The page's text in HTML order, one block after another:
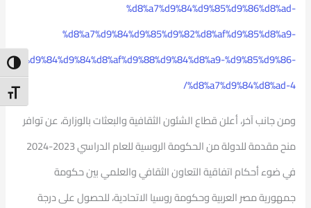
%d8%a7%d9%84%d9%85%d9%86%d8%ad-
%d8%a7%d9%84%d9%85%d9%82%d8%af%d9%85%d8%a9-
%d9%84%d9%84%d8%af%d9%88%d9%84%d8%a9-%d9%85%d9%86-
%d8%a7%d9%84%d8%ad-4/
ومن جانب آخر، أعلن قطاع الشئون الثقافية والبعثات بالوزارة، عن توافر
منح مقدمة للدولة من الحكومة الروسية للعام الدراسي 2023-2024
في ضوء أحكام اتفاقية التعاون الثقافي والعلمي بين حكومة
جمهورية مصر العربية وحكومة روسيا الاتحادية، للحصول على درجة